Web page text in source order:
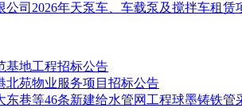
司2026年天泵车、车载泵及搅拌车租赁
基地工程招标公告
北苑物业服务项目招标公告
东巷等46条新建给水管网工程球墨铸铁管